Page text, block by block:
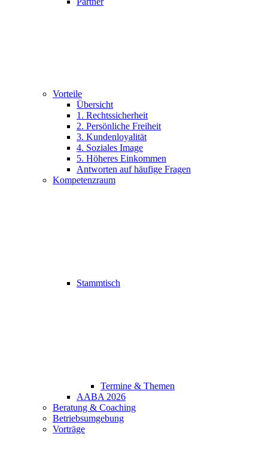
Vorteile
Übersicht
1. Rechtssicherheit
2. Persönliche Freiheit
3. Kundenloyalität
4. Soziales Image
5. Höheres Einkommen
Antworten auf häufige Fragen
Kompetenzraum
Stammtisch
Termine & Themen
AABA 2026
Beratung & Coaching
Betriebsumgebung
Vorträge